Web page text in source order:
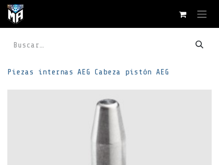
Ir al contenido
Piezas internas AEG Cabeza pistón AEG